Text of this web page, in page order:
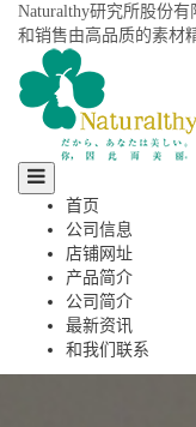
Naturalthy研究所股份
和销售由高品质的素材
Toggle
navigation
首页
公司信息
店铺网址
产品简介
公司简介
最新资讯
和我们联系